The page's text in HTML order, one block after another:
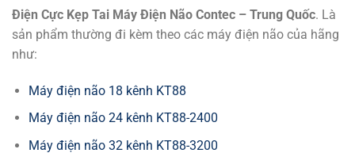
Điện Cực Kẹp Tai Máy Điện Não Contec – Trung Quốc. Là
sản phẩm thường đi kèm theo các máy điện não của hãng
như:
Máy điện não 18 kênh KT88
Máy điện não 24 kênh KT88-2400
Máy điện não 32 kênh KT88-3200